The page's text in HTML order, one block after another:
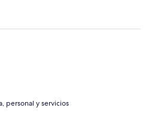
personal y servicios